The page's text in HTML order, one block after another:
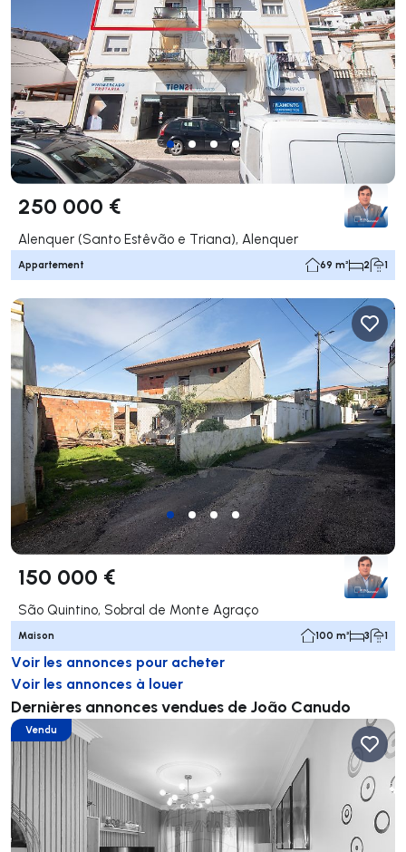
250 000 €
Alenquer (Santo Estêvão e Triana), Alenquer
Appartement 69 m² 2 1
150 000 €
São Quintino, Sobral de Monte Agraço
Maison 100 m² 3 1
Voir les annonces pour acheter
Voir les annonces à louer
Dernières annonces vendues de João Canudo
Vendu